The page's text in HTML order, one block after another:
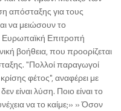
απόσταξης για τους
να μειώσουν το
Ευρωπαϊκή Επιτροπή
βοήθεια, που προορίζεται
"Πολλοί παραγωγοί
φέτος", αναφέρει με
είναι λύση. Ποιο είναι το
να το καίμε;» » Όσον